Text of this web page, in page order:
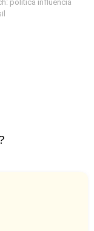
política influencia